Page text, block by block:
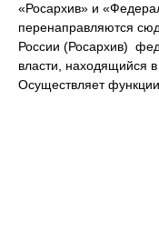
«Росархив» и
перенаправляются
России (Росархив)
власти, находящийся
Осуществляет